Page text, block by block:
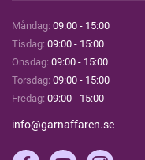
Måndag: 09:00 - 15:00
Tisdag: 09:00 - 15:00
Onsdag: 09:00 - 15:00
Torsdag: 09:00 - 15:00
Fredag: 09:00 - 15:00
info@garnaffaren.se